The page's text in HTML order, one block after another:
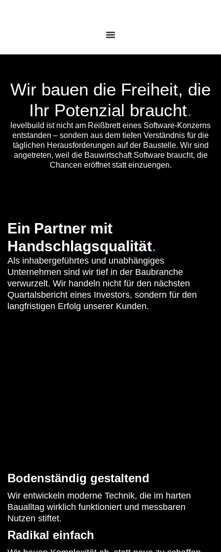
Wir bauen die Freiheit, die
Ihr Potenzial braucht.
levelbuild ist nicht am Reißbrett eines Software-Konzerns
entstanden – sondern aus dem tiefen Verständnis für die
täglichen Herausforderungen auf der Baustelle. Wir sind
angetreten, weil die Bauwirtschaft Software braucht, die
Chancen eröffnet statt einzuengen.
Ein Partner mit
Handschlagsqualität.
Als inhabergeführtes und unabhängiges
Unternehmen sind wir tief in der Baubranche
verwurzelt. Wir handeln nicht für den nächsten
Quartalsbericht eines Investors, sondern für den
langfristigen Erfolg unserer Kunden.
Bodenständig gestaltend
Wir entwickeln moderne Technik, die im harten
Baualltag wirklich funktioniert und messbaren
Nutzen stiftet.
Radikal einfach